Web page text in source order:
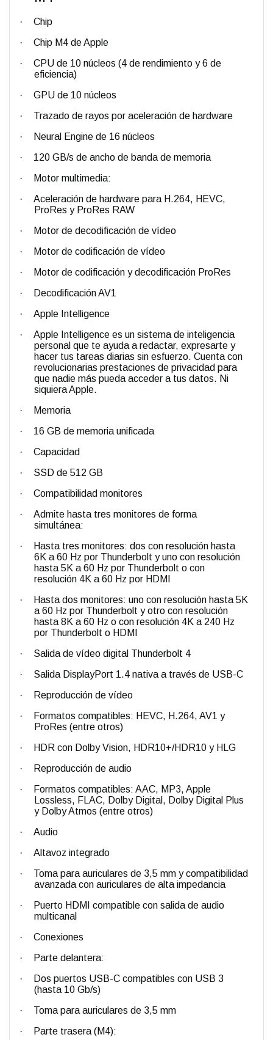
·
Chip
·
Chip M4 de Apple
·
CPU de 10 núcleos (4 de rendi­miento y 6 de
eficiencia)
·
GPU de 10 núcleos
·
Trazado de rayos por aceleración de hardware
·
Neural Engine de 16 núcleos
·
120 GB/s de ancho de banda de memoria
·
Motor multimedia:
·
Aceleración de hardware para H.264, HEVC,
ProRes y ProRes RAW
·
Motor de decodificación de vídeo
·
Motor de codificación de vídeo
·
Motor de codificación y decodificación ProRes
·
Decodificación AV1
·
Apple Intelligence
·
Apple Intelligence es un sistema de inteligencia
personal que te ayuda a redactar, expresarte y
hacer tus tareas diarias sin esfuerzo. Cuenta con
revolucionarias prestaciones de privacidad para
que nadie más pueda acceder a tus datos. Ni
siquiera Apple.
·
Memoria
·
16 GB de memoria unificada
·
Capacidad
·
SSD de 512 GB
·
Compatibilidad monitores
·
Admite hasta tres monitores de forma
simultánea:
·
Hasta tres monitores: dos con resolución hasta
6K a 60 Hz por Thunderbolt y uno con resolución
hasta 5K a 60 Hz por Thunderbolt o con
resolución 4K a 60 Hz por HDMI
·
Hasta dos monitores: uno con resolución hasta 5K
a 60 Hz por Thunderbolt y otro con resolución
hasta 8K a 60 Hz o con resolución 4K a 240 Hz
por Thunderbolt o HDMI
·
Salida de vídeo digital Thunderbolt 4
·
Salida DisplayPort 1.4 nativa a través de USB-C
·
Reproducción de vídeo
·
Formatos compatibles: HEVC, H.264, AV1 y
ProRes (entre otros)
·
HDR con Dolby Vision, HDR10+/HDR10 y HLG
·
Reproducción de audio
·
Formatos compatibles: AAC, MP3, Apple
Lossless, FLAC, Dolby Digital, Dolby Digital Plus
y Dolby Atmos (entre otros)
·
Audio
·
Altavoz integrado
·
Toma para auriculares de 3,5 mm y compati­bilidad
avanzada con auriculares de alta impedancia
·
Puerto HDMI compatible con salida de audio
multicanal
·
Conexiones
·
Parte delantera:
·
Dos puertos USB-C compatibles con USB 3
(hasta 10 Gb/s)
·
Toma para auriculares de 3,5 mm
·
Parte trasera (M4):